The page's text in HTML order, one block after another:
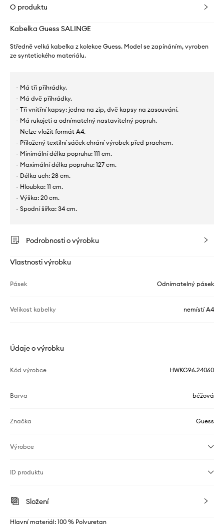
O produktu
Kabelka Guess SALINGE
Středně velká kabelka z kolekce Guess. Model se zapínáním, vyroben
ze syntetického materiálu.
- Má tři přihrádky.
- Má dvě přihrádky.
- Tři vnitřní kapsy: jedna na zip, dvě kapsy na zasouvání.
- Má rukojeti a odnímatelný nastavitelný popruh.
- Nelze vložit formát A4.
- Přiložený textilní sáček chrání výrobek před prachem.
- Minimální délka popruhu: 111 cm.
- Maximální délka popruhu: 127 cm.
- Délka uch: 28 cm.
- Hloubka: 11 cm.
- Výška: 20 cm.
- Spodní šířka: 34 cm.
Podrobnosti o výrobku
Vlastnosti výrobku
Pásek Odnímatelný pásek
Velikost kabelky nemístí A4
Údaje o výrobku
Kód výrobce HWKG96.24060
Barva béžová
Značka Guess
Výrobce
ID produktu
Složení
Hlavní materiál: 100 % Polyuretan